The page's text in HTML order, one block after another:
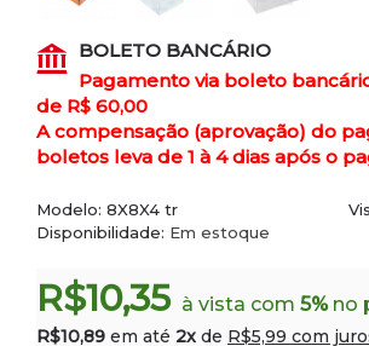
BOLETO BANCÁRIO
Pagamento via boleto
de R$ 60,00
A compensação (aprovação) do
boletos leva de 1 à 4 dias após o
Modelo: 8X8X4 tr
Disponibilidade: Em estoque
R$10,35 à vista com 5%no
R$10,89 em até 2x de R$5,99 com